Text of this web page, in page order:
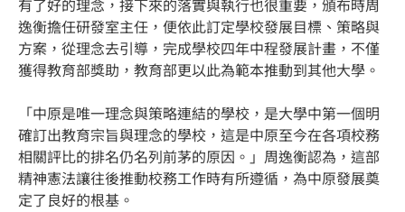
有了好的理念，接下來的落實與執行也很重要，頒布時周
逸衡擔任研發室主任，便依此訂定學校發展目標、策略與
方案，從理念去引導，完成學校四年中程發展計畫，不僅
獲得教育部獎助，教育部更以此為範本推動到其他大學。
「中原是唯一理念與策略連結的學校，是大學中第一個明
確訂出教育宗旨與理念的學校，這是中原至今在各項校務
相關評比的排名仍名列前茅的原因。」周逸衡認為，這部
精神憲法讓往後推動校務工作時有所遵循，為中原發展奠
定了良好的根基。